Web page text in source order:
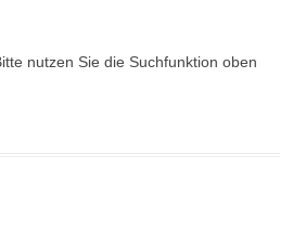
nutzen Sie die Suchfunktion oben